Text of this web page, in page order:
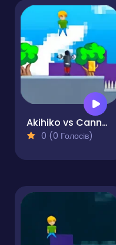
Akihiko vs Cannons
0 (0 Голосів)